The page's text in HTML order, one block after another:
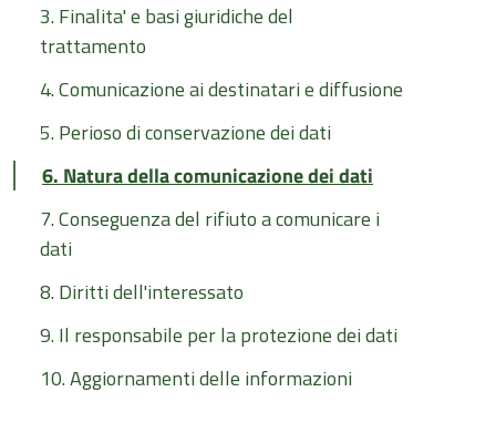
3. Finalita' e basi giuridiche del
trattamento
4. Comunicazione ai destinatari e diffusione
5. Perioso di conservazione dei dati
6. Natura della comunicazione dei dati
7. Conseguenza del rifiuto a comunicare i
dati
8. Diritti dell'interessato
9. Il responsabile per la protezione dei dati
10. Aggiornamenti delle informazioni